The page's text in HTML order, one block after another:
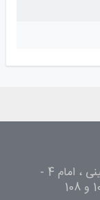
خـراسان رضوی کاشمـر ، خیابان امام خمینی ، امام 4 -